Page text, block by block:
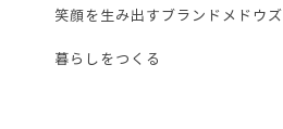
笑顔を生み出すブランドメドウズ
暮らしをつくる